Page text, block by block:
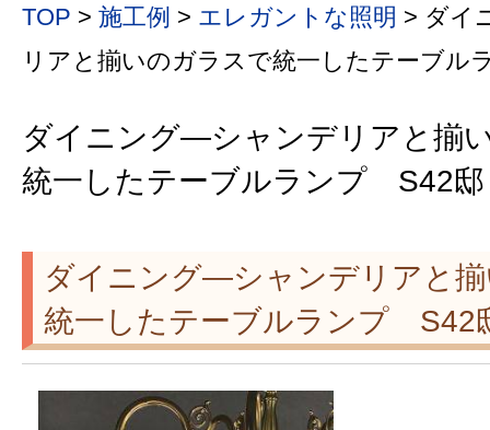
TOP > 施工例 > エレガントな照明 > ダイ
リアと揃いのガラスで統一したテーブ
ダイニング―シャンデリアと揃
統一したテーブルランプ S42邸
ダイニング―シャンデリアと
統一したテーブルランプ S42